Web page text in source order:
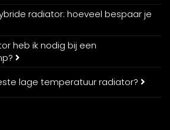
radiator: hoeveel bespaar je
heb ik nodig bij een
lage temperatuur radiator?